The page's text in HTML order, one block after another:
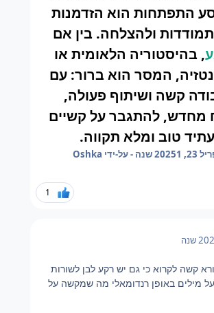
התפתחות הוא הזדמנות
ולהצלחה. בין אם
, בהיסטוריה הלאומית או
המסר הוא ברור: עם
קשה ושיתוף פעולה,
מחדש, להתגבר על קשיים
טוב ומלא תקווה.
2025 1 שנה - על-ידי Oshka
1
קשה לקרוא כי גם יש רקע לבן לשורות
מילים באופן רנדומאלי מה שמקשה על